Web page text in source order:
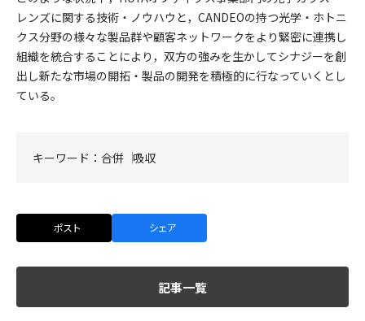
レンズに関する技術・ノウハウと，CANDEOの持つ光学・ホトニ
クス分野の様々な製品群や顧客ネットワークをより緊密に連携し
組織を統合することにより，双方の強みを生かしてシナジーを創
出し新たな市場の開拓・製品の開発を積極的に行なっていくとし
ている。
キーワード： 合併 吸収
ポスト シェア
記事一覧